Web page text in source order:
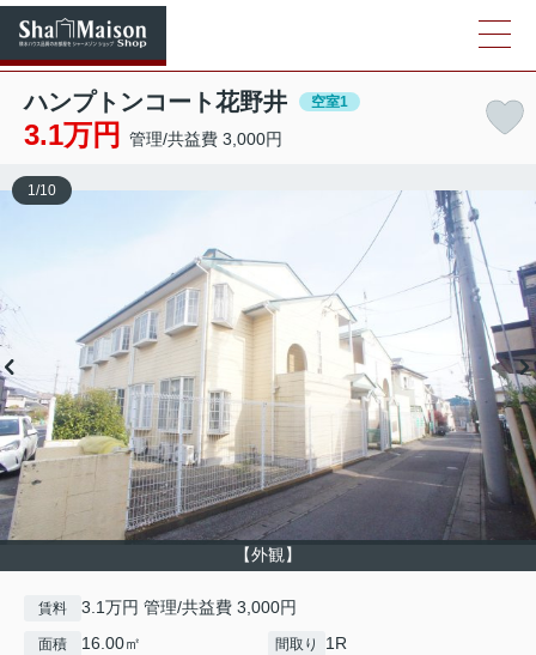
ハンプトンコート花野井 空室1
3.1万円 管理/共益費 3,000円
【外観】
1 /10
賃料 3.1万円 管理/共益費 3,000円
面積 16.00㎡ 間取り 1R